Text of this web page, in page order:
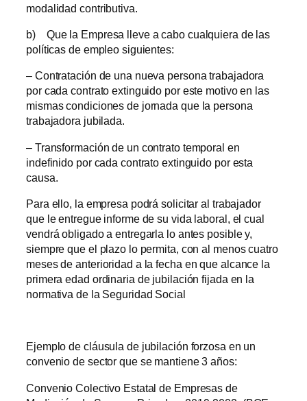
modalidad contributiva.
b) Que la Empresa lleve a cabo cualquiera de las
políticas de empleo siguientes:
– Contratación de una nueva persona trabajadora
por cada contrato extinguido por este motivo en las
mismas condiciones de jornada que la persona
trabajadora jubilada.
– Transformación de un contrato temporal en
indefinido por cada contrato extinguido por esta
causa.
Para ello, la empresa podrá solicitar al trabajador
que le entregue informe de su vida laboral, el cual
vendrá obligado a entregarla lo antes posible y,
siempre que el plazo lo permita, con al menos cuatro
meses de anterioridad a la fecha en que alcance la
primera edad ordinaria de jubilación fijada en la
normativa de la Seguridad Social
Ejemplo de cláusula de jubilación forzosa en un
convenio de sector que se mantiene 3 años:
Convenio Colectivo Estatal de Empresas de